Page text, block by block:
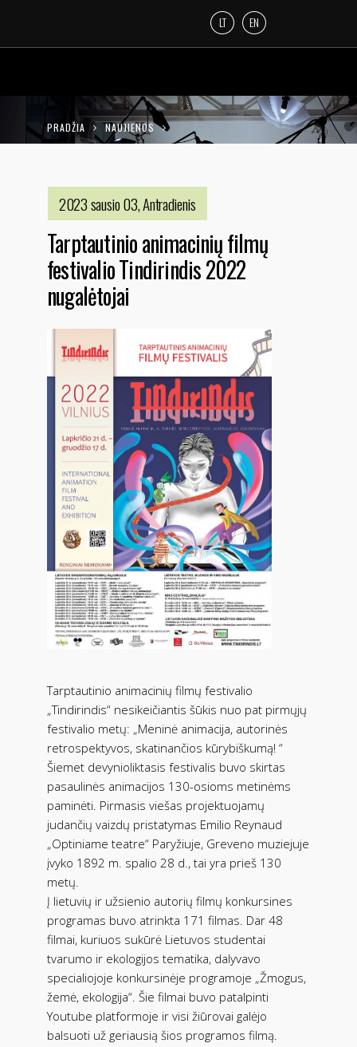
LT EN
PRADŽIA NAUJIENOS
FESTIVALIO TINDIRINDIS 2022 NUGALĖTOJAI
2023 sausio 03, Antradienis
Tarptautinio animacinių filmų
festivalio Tindirindis 2022
nugalėtojai
Tarptautinio animacinių filmų festivalio
„Tindirindis“ nesikeičiantis šūkis nuo pat pirmųjų
festivalio metų: „Meninė animacija, autorinės
retrospektyvos, skatinančios kūrybiškumą! “
Šiemet devynioliktasis festivalis buvo skirtas
pasaulinės animacijos 130-osioms metinėms
paminėti. Pirmasis viešas projektuojamų
judančių vaizdų pristatymas Emilio Reynaud
„Optiniame teatre“ Paryžiuje, Greveno muziejuje
įvyko 1892 m. spalio 28 d., tai yra prieš 130
metų.
Į lietuvių ir užsienio autorių filmų konkursines
programas buvo atrinkta 171 filmas. Dar 48
filmai, kuriuos sukūrė Lietuvos studentai
tvarumo ir ekologijos tematika, dalyvavo
specialiojoje konkursinėje programoje „Žmogus,
žemė, ekologija“. Šie filmai buvo patalpinti
Youtube platformoje ir visi žiūrovai galėjo
balsuoti už geriausią šios programos filmą.